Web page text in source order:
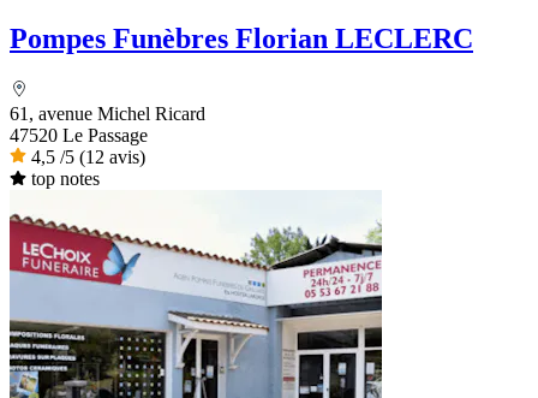
Pompes Funèbres Florian LECLERC
61, avenue Michel Ricard
47520 Le Passage
4,5 /5 (12 avis)
top notes